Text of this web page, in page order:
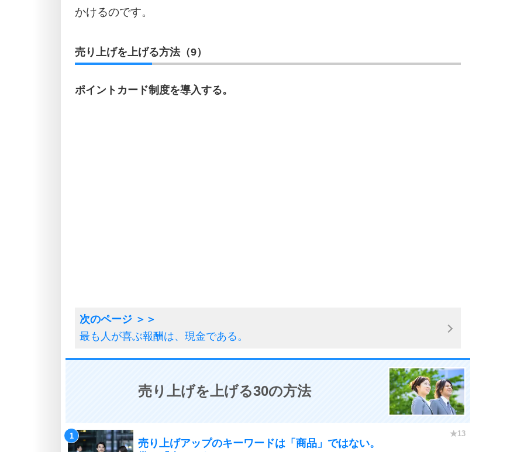
かけるのです。
売り上げを上げる方法（9）
ポイントカード制度を導入する。
最も人が喜ぶ報酬は、現金である。
売り上げを上げる30の方法
売り上げアップのキーワードは「商品」ではない。